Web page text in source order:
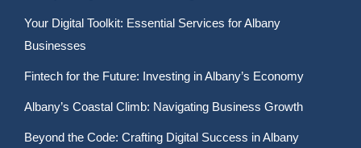
Your Digital Toolkit: Essential Services for Albany
Businesses
Fintech for the Future: Investing in Albany’s Economy
Albany’s Coastal Climb: Navigating Business Growth
Beyond the Code: Crafting Digital Success in Albany